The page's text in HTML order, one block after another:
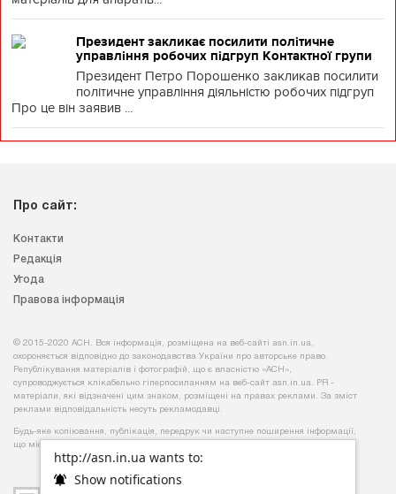
http://asn.in.ua wants to:
Show notifications
Президент закликає посилити політичне
управління робочих підгруп Контактної групи
Президент Петро Порошенко закликав посилити
політичне управління діяльністю робочих підгруп
Про це він заявив ...
Про сайт:
Контакти
Редакція
Угода
Правова інформація
© 2015-2020 АСН. Вся інформація, розміщена на веб-сайті asn.in.ua,
охороняється відповідно до законодавства України про авторське право.
Републікування матеріалів і фотографій, що є власністю «АСН»,
супроводжується клікабельно гіперпосиланням на веб-сайт asn.іn.ua. PR -
матеріали, які відзначені цим знаком, розміщені на правах реклами. За зміст
реклами відповідальність несуть рекламодавці.
Будь-яке копiювання, публiкацiя, передрук чи наступне поширення iнформацiї,
що мiстить посилання на